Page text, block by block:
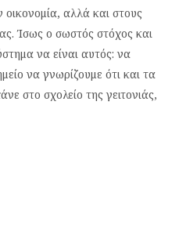
αλλά και στους
Ίσως ο σωστός στόχος και
να είναι αυτός: να
να γνωρίζουμε ότι και τα
στο σχολείο της γειτονιάς,